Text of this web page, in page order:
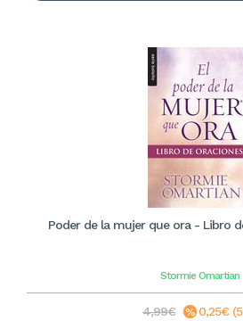
Poder de la mujer que ora - Libro
Stormie Omartian
4,99€ 0,25€